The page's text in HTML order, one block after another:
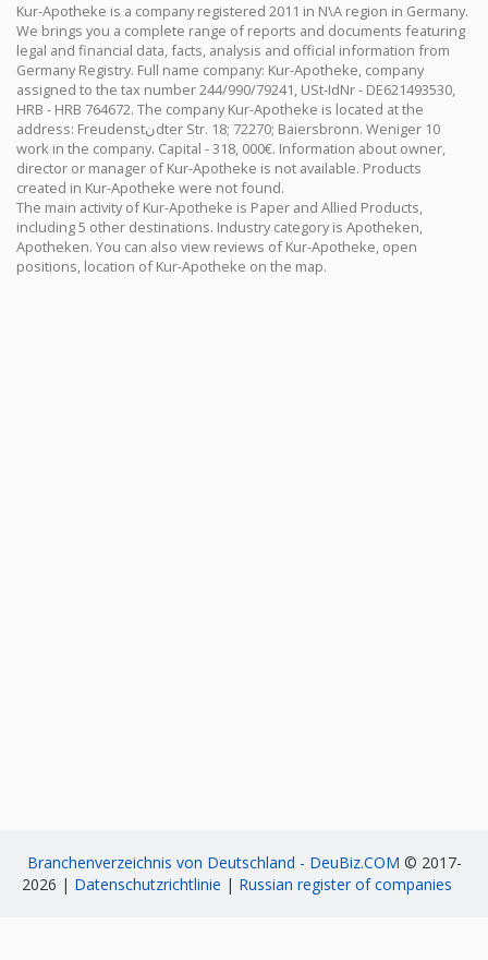
Kur-Apotheke is a company registered 2011 in N\A region in Germany.
We brings you a complete range of reports and documents featuring
legal and financial data, facts, analysis and official information from
Germany Registry. Full name company: Kur-Apotheke, company
assigned to the tax number 244/990/79241, USt-IdNr - DE621493530,
HRB - HRB 764672. The company Kur-Apotheke is located at the
address: Freudenstنdter Str. 18; 72270; Baiersbronn. Weniger 10
work in the company. Capital - 318, 000€. Information about owner,
director or manager of Kur-Apotheke is not available. Products
created in Kur-Apotheke were not found.
The main activity of Kur-Apotheke is Paper and Allied Products,
including 5 other destinations. Industry category is Apotheken,
Apotheken. You can also view reviews of Kur-Apotheke, open
positions, location of Kur-Apotheke on the map.
Branchenverzeichnis von Deutschland - DeuBiz.COM © 2017-
2026 | Datenschutzrichtlinie | Russian register of companies